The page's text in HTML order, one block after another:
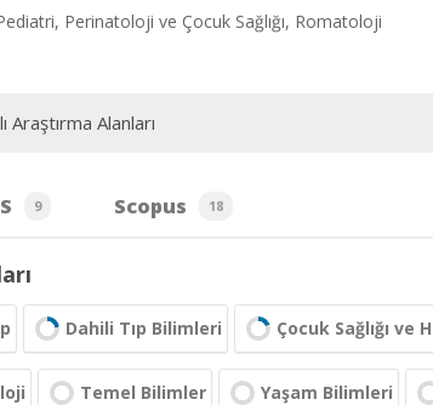
Perinatoloji ve Çocuk Sağlığı, Romatoloji
Alanları
9 Scopus 18
Dahili Tıp Bilimleri Çocuk Sağlığı ve
Temel Bilimler Yaşam Bilimleri